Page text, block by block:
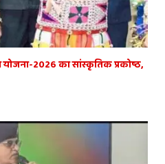
योजना-2026 का सांस्कृतिक प्रकोष्ठ,